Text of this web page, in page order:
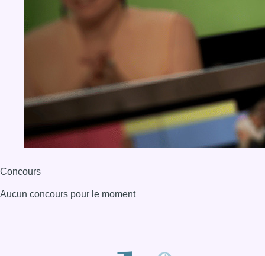
Concours
Aucun concours pour le moment